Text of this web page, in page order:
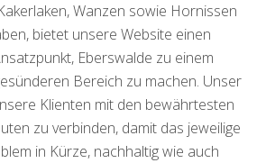
Wanzen sowie Hornissen
bietet unsere Website einen
Eberswalde zu einem
Bereich zu machen. Unser
Klienten mit den bewährtesten
zu verbinden, damit das jeweilige
in Kürze, nachhaltig wie auch